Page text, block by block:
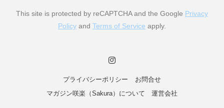
This site is protected by reCAPTCHA and the Google Privacy
Policy and Terms of Service apply.
プライバシーポリシー
お問合せ
マガジン咲楽（Sakura）について
運営会社